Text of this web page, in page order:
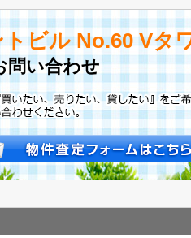
ビル No.60 Vタ
問い合わせ